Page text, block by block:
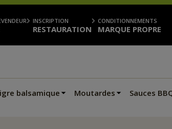
INSCRIPTION
RESTAURATION
CONDITIONNEMENTS
MARQUE PROPRE
balsamique Moutardes Sauces